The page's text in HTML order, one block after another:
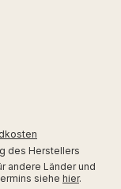
des Herstellers
andere Länder und
siehe hier.